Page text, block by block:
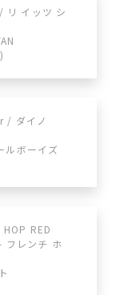
リ イッツ シ
/ ダイノ
ボーイズ
RED
フレンチ ホ